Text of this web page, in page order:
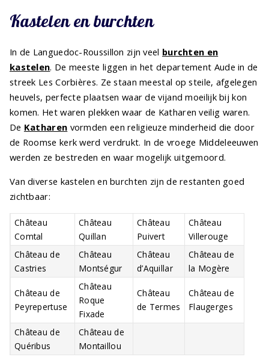
Kastelen en burchten
In de Languedoc-Roussillon zijn veel burchten en
kastelen. De meeste liggen in het departement Aude in de
streek Les Corbières. Ze staan meestal op steile, afgelegen
heuvels, perfecte plaatsen waar de vijand moeilijk bij kon
komen. Het waren plekken waar de Katharen veilig waren.
De Katharen vormden een religieuze minderheid die door
de Roomse kerk werd verdrukt. In de vroege Middeleeuwen
werden ze bestreden en waar mogelijk uitgemoord.
Van diverse kastelen en burchten zijn de restanten goed
zichtbaar:
Château
Comtal
Château
Quillan
Château
Puivert
Château
Villerouge
Château de
Castries
Château
Montségur
Château
d’Aquillar
Château de
la Mogère
Château de
Peyrepertuse
Château
Roque
Fixade
Château
de Termes
Château de
Flaugerges
Château de
Quéribus
Château de
Montaillou